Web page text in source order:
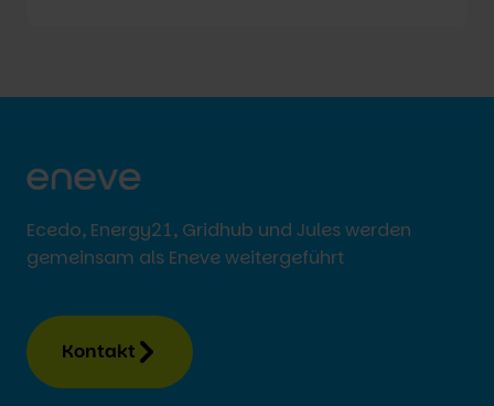
Ecedo, Energy21, Gridhub und Jules werden
gemeinsam als Eneve weitergeführt
Kontakt